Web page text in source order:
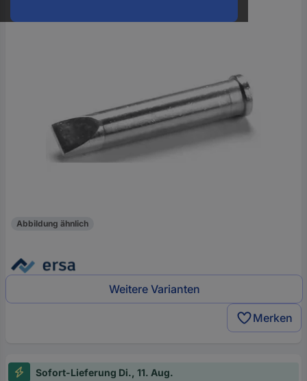
Abbildung ähnlich
Weitere Varianten
Merken
Sofort-Lieferung Di., 11. Aug.